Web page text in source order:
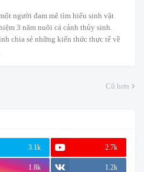
người đam mê tìm hiểu sinh vật
3 năm nuôi cá cảnh thủy sinh.
chia sẻ những kiến thức thực tế về
Cũ hơn
3.1k 2.7k
1.8k 1.2k